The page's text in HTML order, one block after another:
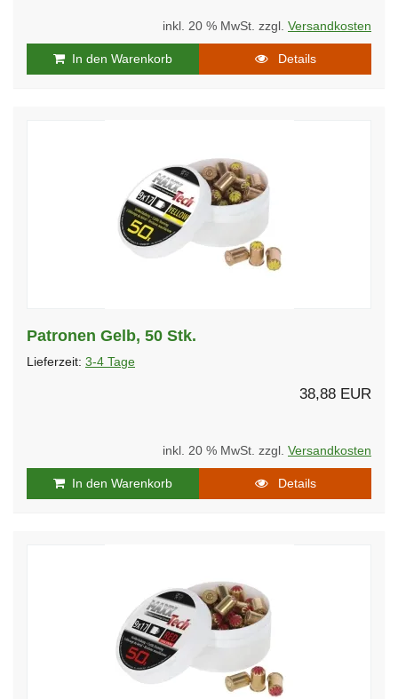
inkl. 20 % MwSt. zzgl. Versandkosten
In den Warenkorb Details
Patronen Gelb, 50 Stk.
Lieferzeit: 3-4 Tage
38,88 EUR
inkl. 20 % MwSt. zzgl. Versandkosten
In den Warenkorb Details